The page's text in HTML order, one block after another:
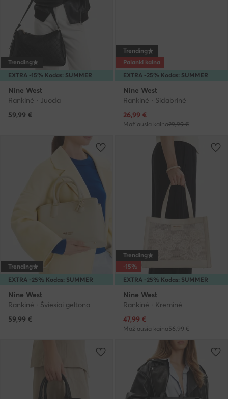
EXTRA -15% Kodas: SUMMER
Trending
Nine West
Rankinė · Juoda
59,99 €
EXTRA -25% Kodas: SUMMER
Trending
Palanki kaina
Nine West
Rankinė · Sidabrinė
Dabartinė kaina
26,99 €
Mažiausia kaina29,99 €
EXTRA -25% Kodas: SUMMER
Trending
Nine West
Rankinė · Šviesiai geltona
59,99 €
EXTRA -25% Kodas: SUMMER
Trending
-15%
Nine West
Rankinė · Kreminė
Dabartinė kaina
47,99 €
Mažiausia kaina56,99 €